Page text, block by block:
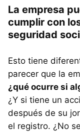
La empresa
cumplir con
seguridad
Esto tiene
parecer que la
¿qué ocurre si
¿Y si tiene un
después de su
el registro. ¿No